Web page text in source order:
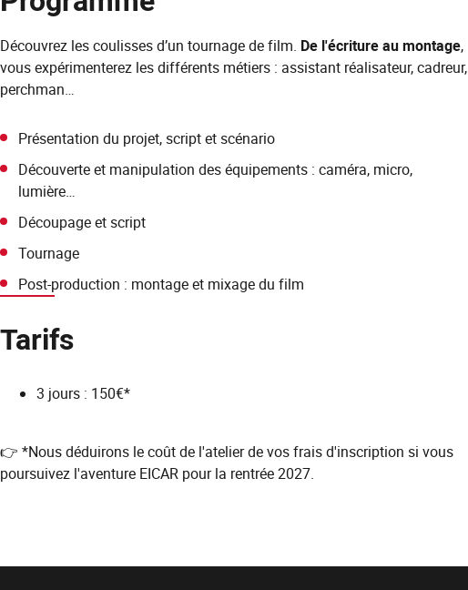
Découvrez les coulisses d’un tournage de film. De l'écriture au montage,
vous expérimenterez les différents métiers : assistant réalisateur, cadreur,
perchman…
Présentation du projet, script et scénario
Découverte et manipulation des équipements : caméra, micro,
lumière…
Découpage et script
Tournage
Post-production : montage et mixage du film
Tarifs
3 jours : 150€*
👉 *Nous déduirons le coût de l'atelier de vos frais d'inscription si vous
poursuivez l'aventure EICAR pour la rentrée 2027.